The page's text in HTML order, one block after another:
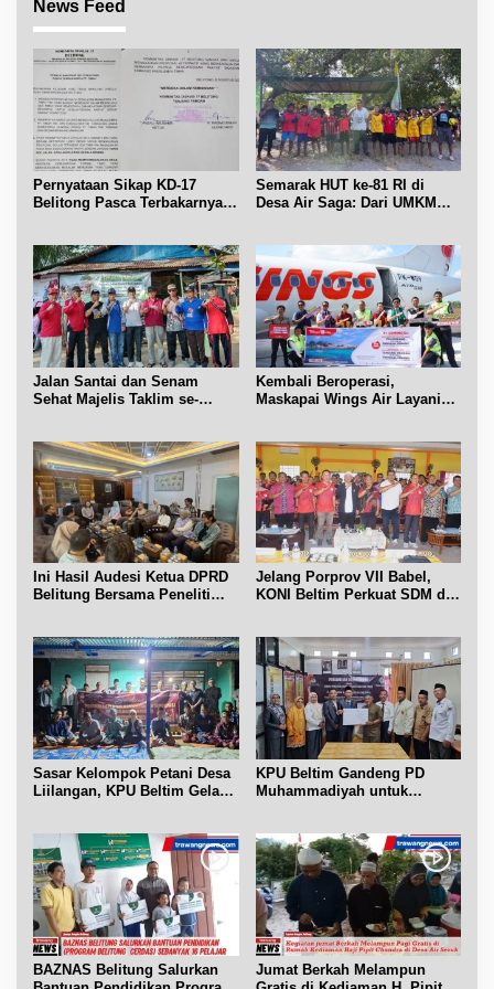
News Feed
Pernyataan Sikap KD-17
Belitong Pasca Terbakarnya
Semarak HUT ke-81 RI di
Desa Air Saga: Dari UMKM
Jalan Santai dan Senam
Sehat Majelis Taklim se-
Kembali Beroperasi,
Maskapai Wings Air Layani
Ini Hasil Audesi Ketua DPRD
Belitung Bersama Peneliti
Jelang Porprov VII Babel,
KONI Beltim Perkuat SDM di
Sasar Kelompok Petani Desa
Liilangan, KPU Beltim Gelar
KPU Beltim Gandeng PD
Muhammadiyah untuk
BAZNAS Belitung Salurkan
Jumat Berkah Melampun